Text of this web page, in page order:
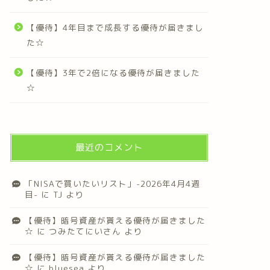
【優待】4年目まで成長する優待が届きまし
た☆
【優待】3年で2倍になる優待が届きました
☆
最近のコメント
「NISAで買いたいリスト」-2026年4月4週
目- に TJ より
【優待】暗号資産が貰える優待が届きました
☆ に つみたてにいさん より
【優待】暗号資産が貰える優待が届きました